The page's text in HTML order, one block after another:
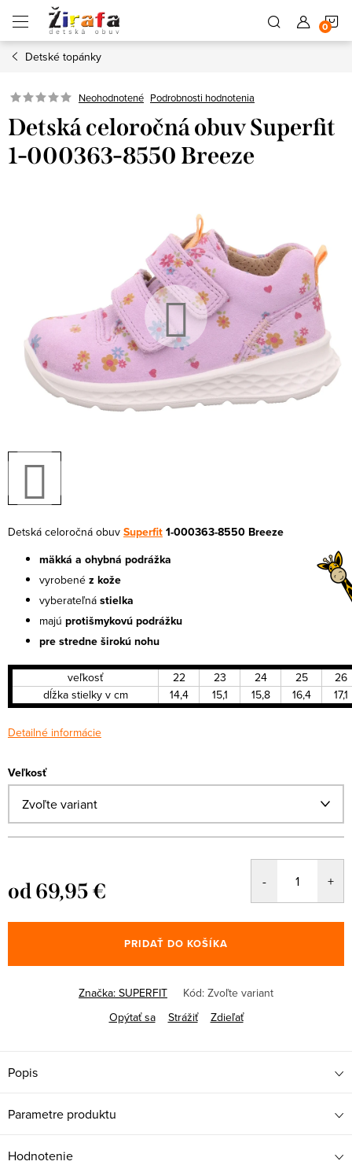
obsah
Detské topánky
Neohodnotené Podrobnosti hodnotenia
Detská celoročná obuv Superfit
1-000363-8550 Breeze
Detská celoročná obuv Superfit1-000363-8550 Breeze
mäkká a ohybná podrážka
vyrobené z kože
vyberateľná stielka
majú protišmykovú podrážku
pre stredne širokú nohu
veľkosť 22 23 24 25
26
dĺžka stielky v cm
14,4 15,1 15,8 16,4 17,1
Detailné informácie
Veľkosť
od69,95 €
cena:
PRIDAŤ DO KOŠÍKA
Značka: SUPERFIT Kód: Zvoľte variant
Opýtať sa
Strážiť Zdieľať
Popis
Parametre produktu
Hodnotenie